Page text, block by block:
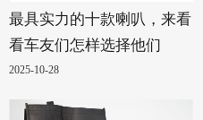
最具实力的十款喇叭，来看
看车友们怎样选择他们
2025-10-28